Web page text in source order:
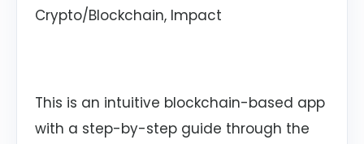
Crypto/Blockchain, Impact
This is an intuitive blockchain-based app
with a step-by-step guide through the